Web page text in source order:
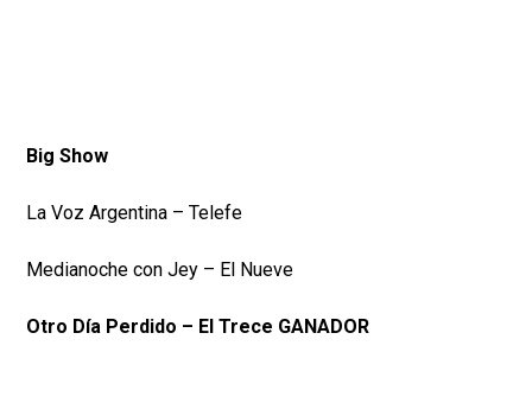
Big Show
La Voz Argentina – Telefe
Medianoche con Jey – El Nueve
Otro Día Perdido – El Trece GANADOR